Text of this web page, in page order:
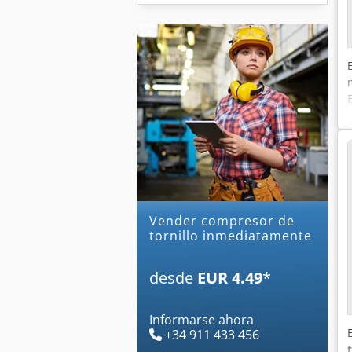
Vender compresor de
tornillo inmediatamente
desde EUR 4.49*
Informarse ahora
+34 911 433 456